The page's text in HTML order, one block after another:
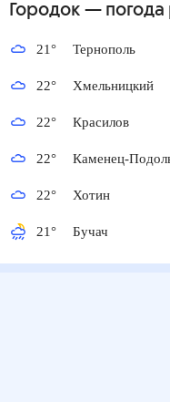
Городок — погода
21° Тернополь
22° Хмельницкий
22° Красилов
22° Каменец-
22° Хотин
21° Бучач